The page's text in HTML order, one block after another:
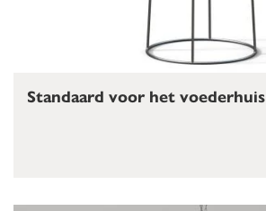
Standaard voor het voederhuis